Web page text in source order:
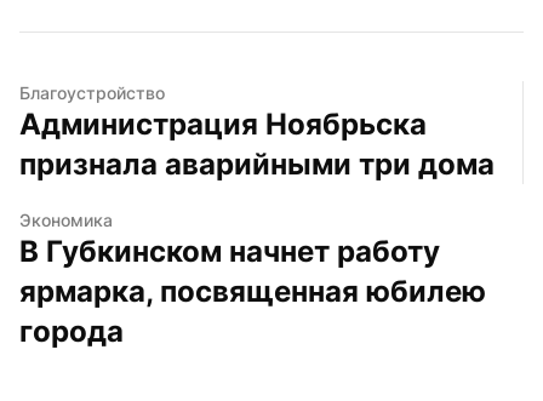
Благоустройство
Администрация Ноябрьска
признала аварийными три дома
Экономика
В Губкинском начнет работу
ярмарка, посвященная юбилею
города